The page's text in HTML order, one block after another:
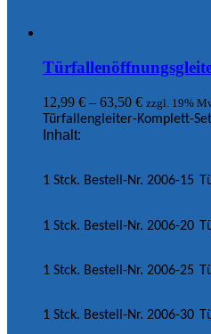
12,99 € – 63,50 € zzgl. 19%
Türfallengleiter-Komplett-Set
Inhalt:
1 Stck. Bestell-Nr. 2006-15
1 Stck. Bestell-Nr. 2006-20
1 Stck. Bestell-Nr. 2006-25
1 Stck. Bestell-Nr. 2006-30